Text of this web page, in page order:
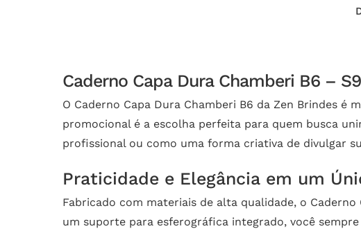
Caderno Capa Dura Chamberi B6 –
O Caderno Capa Dura Chamberi B6 da Zen Brindes
promocional é a escolha perfeita para quem busca
profissional ou como uma forma criativa de divulgar
Praticidade e Elegância em um
Fabricado com materiais de alta qualidade, o
um suporte para esferográfica integrado, você